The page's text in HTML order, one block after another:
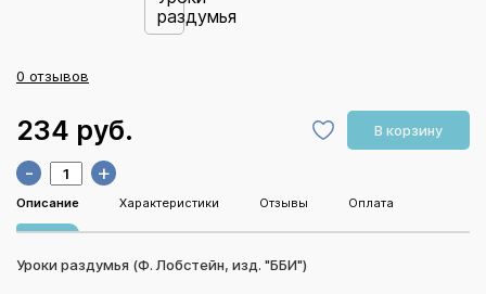
0 отзывов
234 руб. В корзину
- +
Описание Характеристики Отзывы Оплата
Уроки раздумья (Ф. Лобстейн, изд. "ББИ")